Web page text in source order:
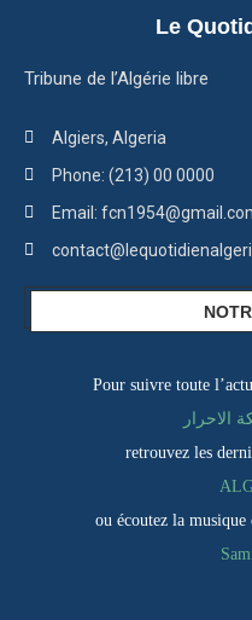
Le
Tribune de l’Algérie libre
Algiers, Algeria
Phone: (213) 00 0000
Email:
Pour suivre toute
retrouvez les
ou écoutez la